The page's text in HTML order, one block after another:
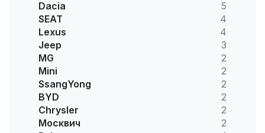
Dacia
5
SEAT
4
Lexus
4
Jeep
3
MG
2
Mini
2
SsangYong
2
BYD
2
Chrysler
2
Москвич
2